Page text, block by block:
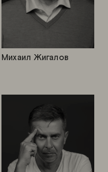
Михаил Жигалов